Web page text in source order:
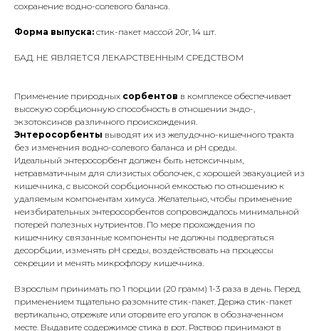
сохранение водно-солевого баланса.
Форма выпуска: стик-пакет массой 20г, 14 шт.
БАД. НЕ ЯВЛЯЕТСЯ ЛЕКАРСТВЕННЫМ СРЕДСТВОМ
Применение природных сорбентов в комплексе обеспечивает
высокую сорбционную способность в отношении эндо-,
экзотоксинов различного происхождения.
Энтеросорбенты выводят их из желудочно-кишечного тракта
без изменения водно-солевого баланса и pH среды.
Идеальный энтеросорбент должен быть нетоксичным,
нетравматичным для слизистых оболочек, с хорошей эвакуацией из
кишечника, с высокой сорбционной емкостью по отношению к
удаляемым компонентам химуса. Желательно, чтобы применение
неизбирательных энтеросорбентов сопровождалось минимальной
потерей полезных нутриентов. По мере прохождения по
кишечнику связанные компоненты не должны подвергаться
десорбции, изменять рН среды, воздействовать на процессы
секреции и менять микрофлору кишечника.
Взрослым принимать по 1 порции (20 грамм) 1-3 раза в день. Перед
применением тщательно разомните стик-пакет. Держа стик-пакет
вертикально, отрежьте или оторвите его уголок в обозначенном
месте. Выдавите содержимое стика в рот. Раствор принимают в